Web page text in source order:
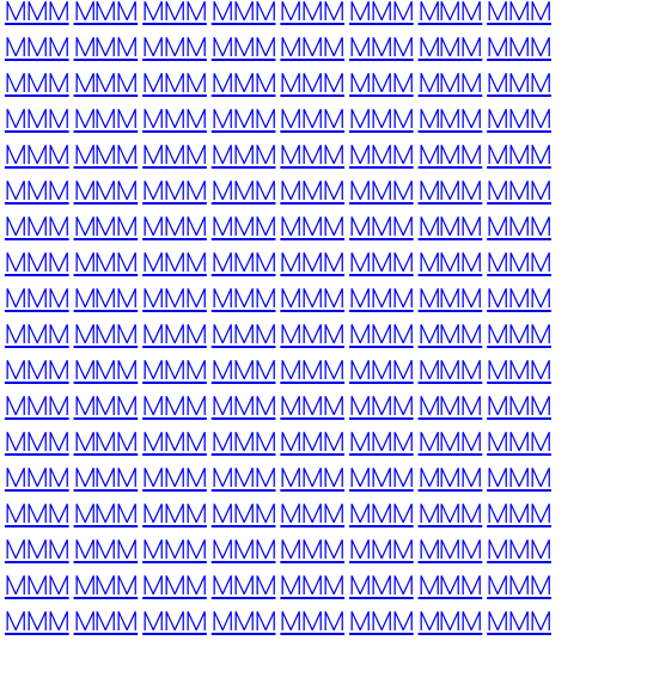
MMM MMM MMM MMMMMM MMM MMM MMM
MMM MMM MMM MMMMMM MMM MMM MMM
MMM MMM MMM MMMMMM MMM MMM MMM
MMM MMM MMM MMMMMM MMM MMM MMM
MMM MMM MMM MMMMMM MMM MMM MMM
MMM MMM MMM MMMMMM MMM MMM MMM
MMM MMM MMM MMMMMM MMM MMM MMM
MMM MMM MMM MMMMMM MMM MMM MMM
MMM MMM MMM MMMMMM MMM MMM MMM
MMM MMM MMM MMMMMM MMM MMM MMM
MMM MMM MMM MMMMMM MMM MMM MMM
MMM MMM MMM MMMMMM MMM MMM MMM
MMM MMM MMM MMMMMM MMM MMM MMM
MMM MMM MMM MMMMMM MMM MMM MMM
MMM MMM MMM MMMMMM MMM MMM MMM
MMM MMM MMM MMMMMM MMM MMM MMM
MMM MMM MMM MMMMMM MMM MMM MMM
MMM MMM MMM MMMMMM MMM MMM MMM